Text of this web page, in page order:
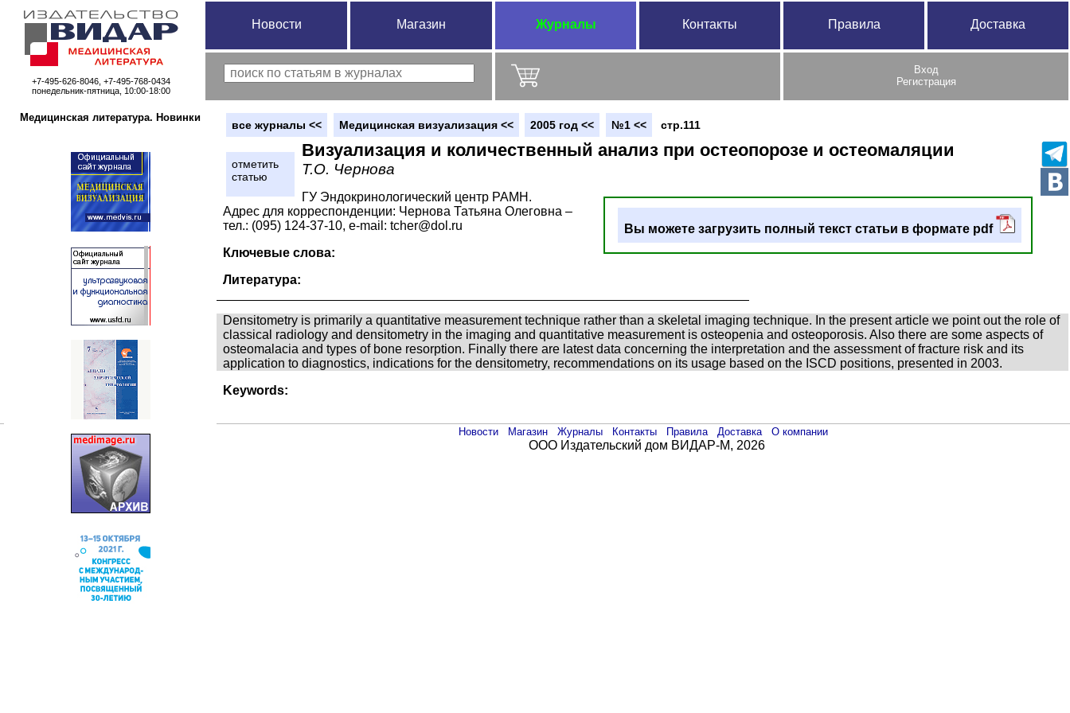
+7-495-626-8046, +7-495-768-0434
понедельник-пятница, 10:00-18:00
Новости Магазин Журналы Контакты Правила Доставка
Вход
Регистрация
Медицинская литература. Новинки
вce журналы << Медицинская визуализация << 2005 год << №1 << стр.111
отметить
статью
Визуализация и количественный анализ при остеопорозе и остеомаляции
Т.О. Чернова
Вы можете загрузить полный текст статьи в формате pdf
ГУ Эндокринологический центр РАМН.
Адрес для корреспонденции: Чернова Татьяна Олеговна –
тел.: (095) 124-37-10, e-mail: tcher@dol.ru
Ключевые слова:
Литература:
Densitometry is primarily a quantitative measurement technique rather than a skeletal imaging technique. In the present article we point out the role of
classical radiology and densitometry in the imaging and quantitative measurement is osteopenia and osteoporosis. Also there are some aspects of
osteomalacia and types of bone resorption. Finally there are latest data concerning the interpretation and the assessment of fracture risk and its
application to diagnostics, indications for the densitometry, recommendations on its usage based on the ISCD positions, presented in 2003.
Keywords:
Новости Магазин Журналы Контакты Правила Доставка О компании
ООО Издательский дом ВИДАР-М, 2026